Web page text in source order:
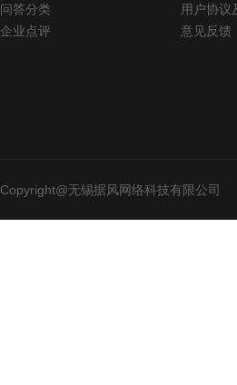
问答分类
企业点评
用户协议
意见反馈
Copyright@无锡据风网络科技有限公司